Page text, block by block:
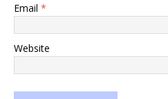
Email *
Website